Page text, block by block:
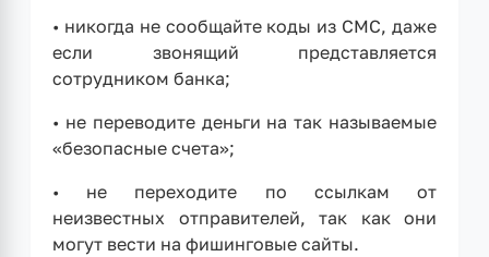
• никогда не сообщайте коды из СМС, даже
если звонящий представляется
сотрудником банка;
• не переводите деньги на так называемые
«безопасные счета»;
• не переходите по ссылкам от
неизвестных отправителей, так как они
могут вести на фишинговые сайты.